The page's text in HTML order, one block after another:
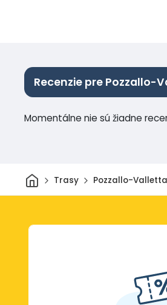
Recenzie pre Pozzallo-
Momentálne nie sú žiadne
Domov
Trasy Pozzallo-Valletta